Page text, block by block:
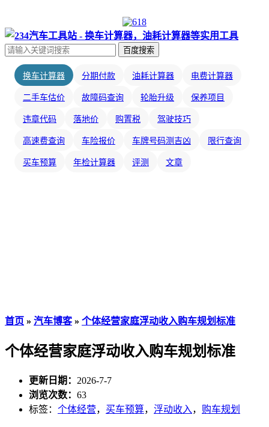
百度搜索
换车计算器 分期付款 油耗计算器 电费计算器
二手车估价 故障码查询 轮胎升级 保养项目
违章代码 落地价 购置税 驾驶技巧
高速费查询 车险报价 车牌号码测吉凶 限行查询
买车预算 年检计算器 评测 文章
首页 » 汽车博客» 个体经营家庭浮动收入购车规划标准
个体经营家庭浮动收入购车规划标准
更新日期： 2026-7-7
浏览次数： 63
标签： 个体经营， 买车预算， 浮动收入 ， 购车规划